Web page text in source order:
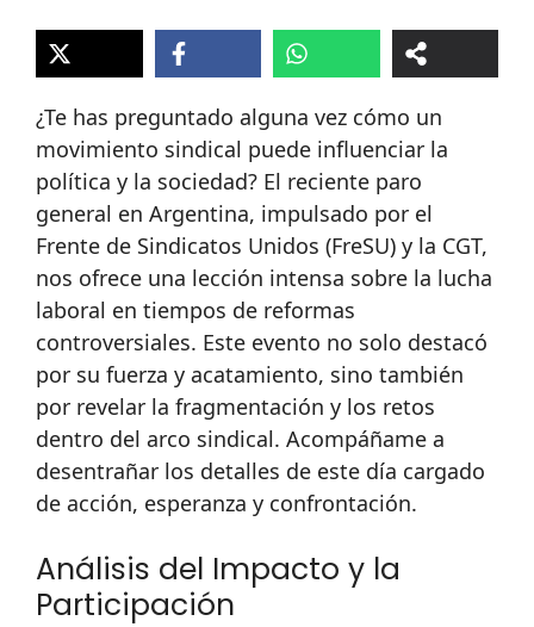
¿Te has preguntado alguna vez cómo un
movimiento sindical puede influenciar la
política y la sociedad? El reciente paro
general en Argentina, impulsado por el
Frente de Sindicatos Unidos (FreSU) y la CGT,
nos ofrece una lección intensa sobre la lucha
laboral en tiempos de reformas
controversiales. Este evento no solo destacó
por su fuerza y acatamiento, sino también
por revelar la fragmentación y los retos
dentro del arco sindical. Acompáñame a
desentrañar los detalles de este día cargado
de acción, esperanza y confrontación.
Análisis del Impacto y la
Participación